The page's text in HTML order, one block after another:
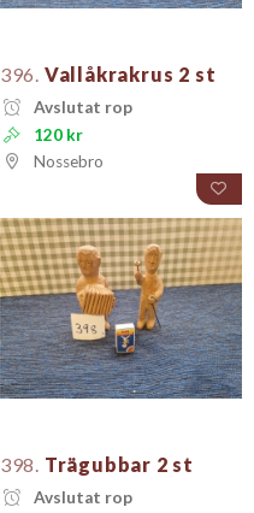
396. Vallåkrakrus 2 st
Avslutat rop
120 kr
Nossebro
398. Trägubbar 2 st
Avslutat rop